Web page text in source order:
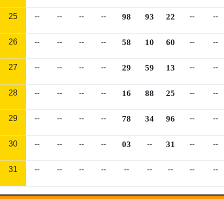
25 -- -- -- -- 98 93 22 -- --
26 -- -- -- -- 58 10 60 -- --
27 -- -- -- -- 29 59 13 -- --
28 -- -- -- -- 16 88 25 -- --
29 -- -- -- -- 78 34 96 -- --
30 -- -- -- -- 03 -- 31 -- --
31 -- -- -- -- -- -- -- -- --